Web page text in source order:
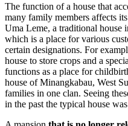
The function of a house that
many family members affects
Uma Leme, a traditional
which is a place for various
certain designations. For
house to store crops and a
functions as a place for
house of Minangkabau, West
families in one clan. Seeing
in the past the typical house